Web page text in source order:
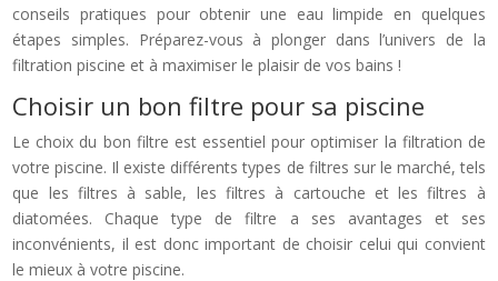
conseils pratiques pour obtenir une eau limpide en quelques
étapes simples. Préparez-vous à plonger dans l’univers de la
filtration piscine et à maximiser le plaisir de vos bains !
Choisir un bon filtre pour sa piscine
Le choix du bon filtre est essentiel pour optimiser la filtration de
votre piscine. Il existe différents types de filtres sur le marché, tels
que les filtres à sable, les filtres à cartouche et les filtres à
diatomées. Chaque type de filtre a ses avantages et ses
inconvénients, il est donc important de choisir celui qui convient
le mieux à votre piscine.